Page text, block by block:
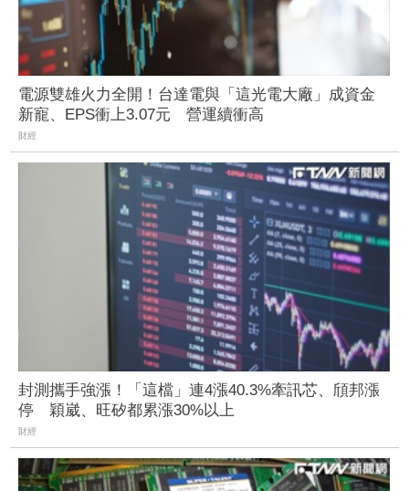
電源雙雄火力全開！台達電與「這光電大廠」成資金
新寵、EPS衝上3.07元 營運續衝高
財經
封測攜手強漲！「這檔」連4漲40.3%牽訊芯、頎邦漲
停 穎崴、旺矽都累漲30%以上
財經